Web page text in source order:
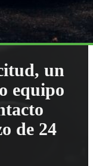
un
equipo
de 24